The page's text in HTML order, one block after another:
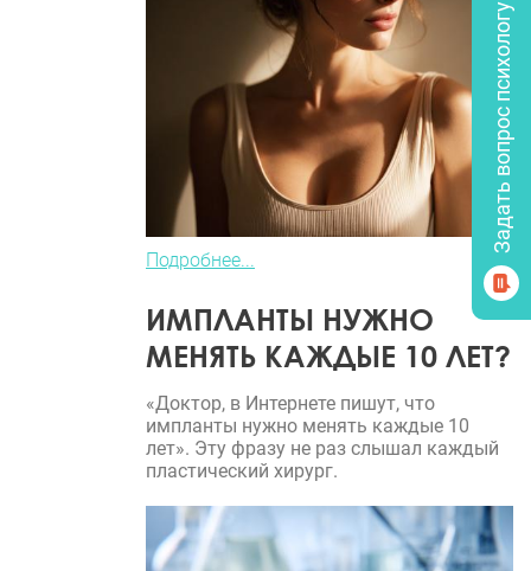
Подробнее...
ИМПЛАНТЫ НУЖНО
МЕНЯТЬ КАЖДЫЕ 10 ЛЕТ?
«Доктор, в Интернете пишут, что
импланты нужно менять каждые 10
лет». Эту фразу не раз слышал каждый
пластический хирург.
Задать вопрос психологу